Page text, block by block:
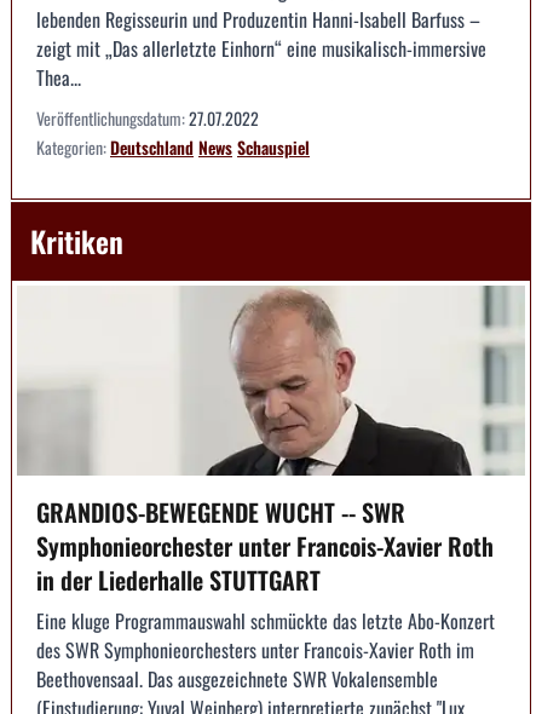
lebenden Regisseurin und Produzentin Hanni-Isabell Barfuss –
zeigt mit „Das allerletzte Einhorn“ eine musikalisch-immersive
Thea...
Veröffentlichungsdatum:27.07.2022
Kategorien:DeutschlandNewsSchauspiel
Kritiken
GRANDIOS-BEWEGENDE WUCHT -- SWR
Symphonieorchester unter Francois-Xavier Roth
in der Liederhalle STUTTGART
Eine kluge Programmauswahl schmückte das letzte Abo-Konzert
des SWR Symphonieorchesters unter Francois-Xavier Roth im
Beethovensaal. Das ausgezeichnete SWR Vokalensemble
(Einstudierung: Yuval Weinberg) interpretierte zunächst "Lux